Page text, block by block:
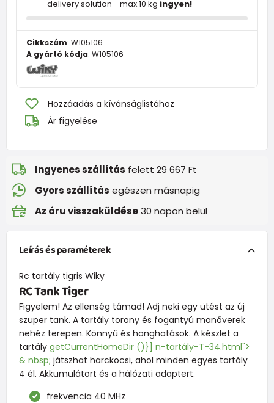
delivery solution - max.10 kg ingyen!
Cikkszám: W105106
A gyártó kódja: W105106
Hozzáadás a kívánságlistához
Ár figyelése
Ingyenes szállítás felett 29 667 Ft
Gyors szállítás egészen másnapig
Az áru visszaküldése30 napon belül
Leírás és paraméterek
Rc tartály tigris Wiky
RC Tank Tiger
Figyelem! Az ellenség támad! Adj neki egy ütést az új
szuper tank. A tartály torony és fogantyú manőverek
nehéz terepen. Könnyű és hanghatások. A készlet a
tartály getCurrentHomeDir ()}] n-tartály-T-34.html">
& nbsp; játszhat harckocsi, ahol minden egyes tartály
4 él. Akkumulátort és a hálózati adaptert.
frekvencia 40 MHz